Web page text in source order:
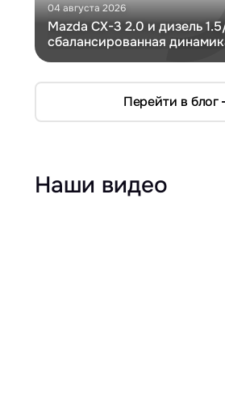
04 августа 2026
Mazda CX-3 2.0 и дизель
сбалансированная
Перейти в блог
Наши видео